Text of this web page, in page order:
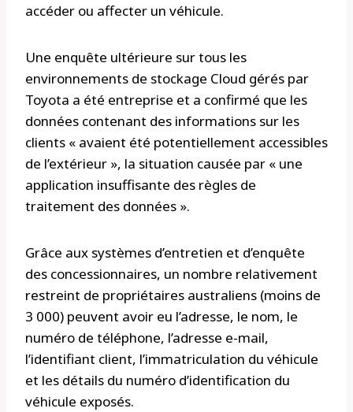
accéder ou affecter un véhicule.
Une enquête ultérieure sur tous les
environnements de stockage Cloud gérés par
Toyota a été entreprise et a confirmé que les
données contenant des informations sur les
clients « avaient été potentiellement accessibles
de l’extérieur », la situation causée par « une
application insuffisante des règles de
traitement des données ».
Grâce aux systèmes d’entretien et d’enquête
des concessionnaires, un nombre relativement
restreint de propriétaires australiens (moins de
3 000) peuvent avoir eu l’adresse, le nom, le
numéro de téléphone, l’adresse e-mail,
l’identifiant client, l’immatriculation du véhicule
et les détails du numéro d’identification du
véhicule exposés.